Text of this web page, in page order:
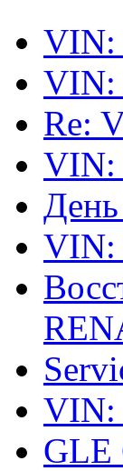
VIN:
VIN:
Re:
VIN:
VIN:
VIN:
GLE